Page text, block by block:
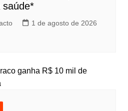
saúde*
1 de agosto de 2026